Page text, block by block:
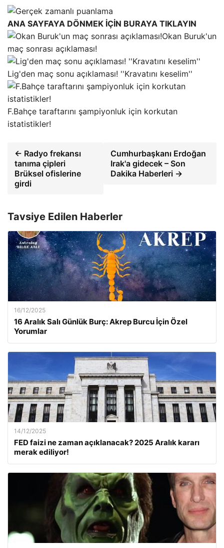
ANA SAYFAYA DÖNMEK İÇİN BURAYA TIKLAYIN
Okan Buruk'un
maç sonrası açıklaması!
Lig'den maç sonu açıklaması! ''Kravatını keselim''
F.Bahçe taraftarını şampiyonluk için korkutan
istatistikler!
← Radyo frekansı
tanıma çipleri
Brüksel ofislerine
girdi
Cumhurbaşkanı Erdoğan
Irak'a gidecek – Son
Dakika Haberleri →
Tavsiye Edilen Haberler
16/12/2025
16 Aralık Salı Günlük Burç: Akrep Burcu İçin Özel
Yorumlar
14/12/2025
FED faizi ne zaman açıklanacak? 2025 Aralık kararı
merak ediliyor!